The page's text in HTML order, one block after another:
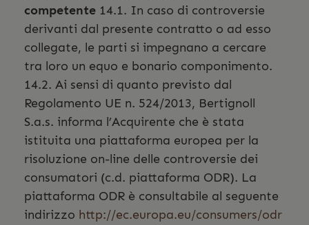
competente 14.1. In caso di controversie
derivanti dal presente contratto o ad esso
collegate, le parti si impegnano a cercare
tra loro un equo e bonario componimento.
14.2. Ai sensi di quanto previsto dal
Regolamento UE n. 524/2013, Bertignoll
S.a.s. informa l’Acquirente che è stata
istituita una piattaforma europea per la
risoluzione on-line delle controversie dei
consumatori (c.d. piattaforma ODR). La
piattaforma ODR è consultabile al seguente
indirizzo http://ec.europa.eu/consumers/odr